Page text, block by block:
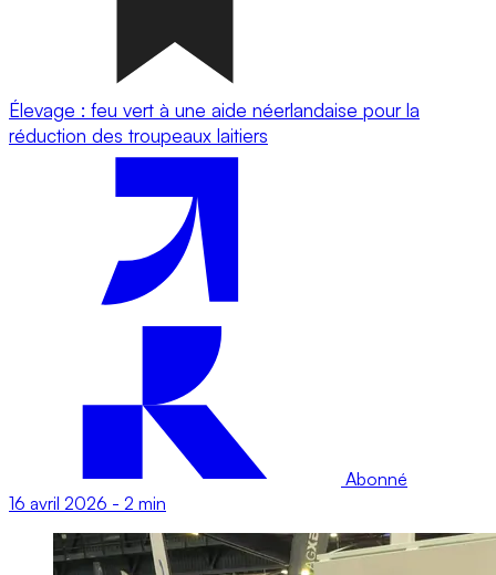
Élevage : feu vert à une aide néerlandaise pour la
réduction des troupeaux laitiers
Abonné
16 avril 2026 - 2 min